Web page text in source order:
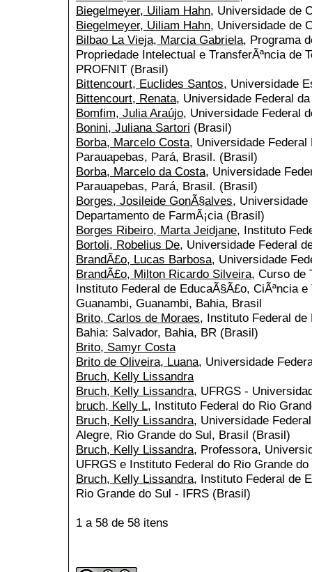
Biegelmeyer, Uiliam Hahn, Universidade de
Biegelmeyer, Uiliam Hahn, Universidade de
Bilbao La Vieja, Marcia Gabriela, Programa
Propriedade Intelectual e TransferÃªncia de
PROFNIT (Brasil)
Bittencourt, Euclides Santos, Universidade
Bittencourt, Renata, Universidade Federal
Bomfim, Julia Araújo, Universidade Federal
Bonini, Juliana Sartori (Brasil)
Borba, Marcelo Costa, Universidade Federal
Parauapebas, Pará, Brasil. (Brasil)
Borba, Marcelo da Costa, Universidade
Parauapebas, Pará, Brasil. (Brasil)
Borges, Josileide GonÃ§alves, Universidade
Departamento de FarmÃ¡cia (Brasil)
Borges Ribeiro, Marta Jeidjane, Instituto
Bortoli, Robelius De, Universidade Federal
BrandÃ£o, Lucas Barbosa, Universidade
BrandÃ£o, Milton Ricardo Silveira, Curso de
Instituto Federal de EducaÃ§Ã£o, CiÃªncia
Guanambi, Guanambi, Bahia, Brasil
Brito, Carlos de Moraes, Instituto Federal de
Bahia: Salvador, Bahia, BR (Brasil)
Brito, Samyr Costa
Brito de Oliveira, Luana, Universidade
Bruch, Kelly Lissandra
Bruch, Kelly Lissandra, UFRGS -
bruch, Kelly L, Instituto Federal do Rio
Bruch, Kelly Lissandra, Universidade
Alegre, Rio Grande do Sul, Brasil (Brasil)
Bruch, Kelly Lissandra, Professora,
UFRGS e Instituto Federal do Rio Grande
Bruch, Kelly Lissandra, Instituto Federal de
Rio Grande do Sul - IFRS (Brasil)
1 a 58 de 58 itens